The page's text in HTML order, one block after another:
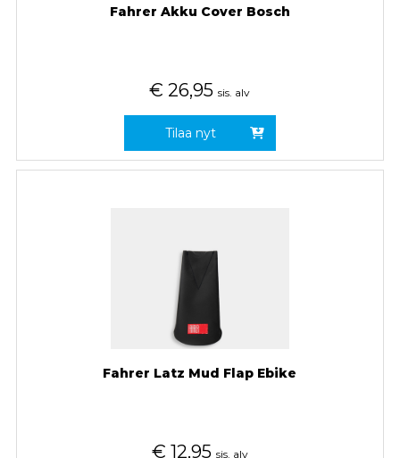
Fahrer Akku Cover Bosch
€ 26,95 sis. alv
Tilaa nyt
Fahrer Latz Mud Flap Ebike
€ 12,95 sis. alv